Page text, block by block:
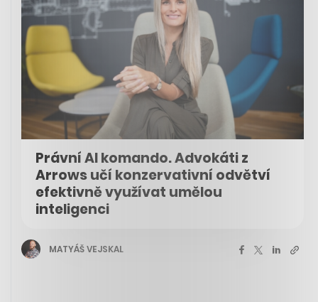
Právní AI komando. Advokáti z
Arrows učí konzervativní odvětví
efektivně využívat umělou
inteligenci
MATYÁŠ VEJSKAL